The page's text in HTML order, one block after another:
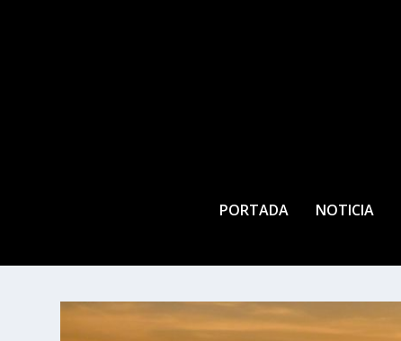
PORTADA NOTICIA